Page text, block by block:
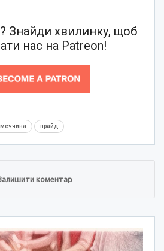
Знайди хвилинку, щоб
нас на Patreon!
прайд
коментар